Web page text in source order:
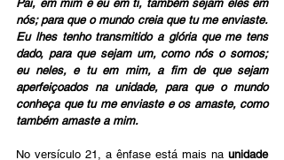
Pai, em mim e eu em ti, também sejam eles em
nós; para que o mundo creia que tu me enviaste.
Eu lhes tenho transmitido a glória que me tens
dado, para que sejam um, como nós o somos;
eu neles, e tu em mim, a fim de que sejam
aperfeiçoados na unidade, para que o mundo
conheça que tu me enviaste e os amaste, como
também amaste a mim.
No versículo 21, a ênfase está mais na unidade